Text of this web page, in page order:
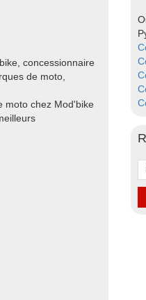
concessionnaire
de moto,
moto chez Mod'bike